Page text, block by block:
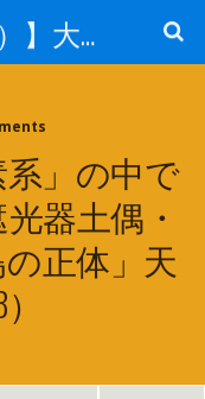
【蘇生（Resurrection）】大宇宙と人体の神秘を紐解く
」の中で
器土偶・
正体」天